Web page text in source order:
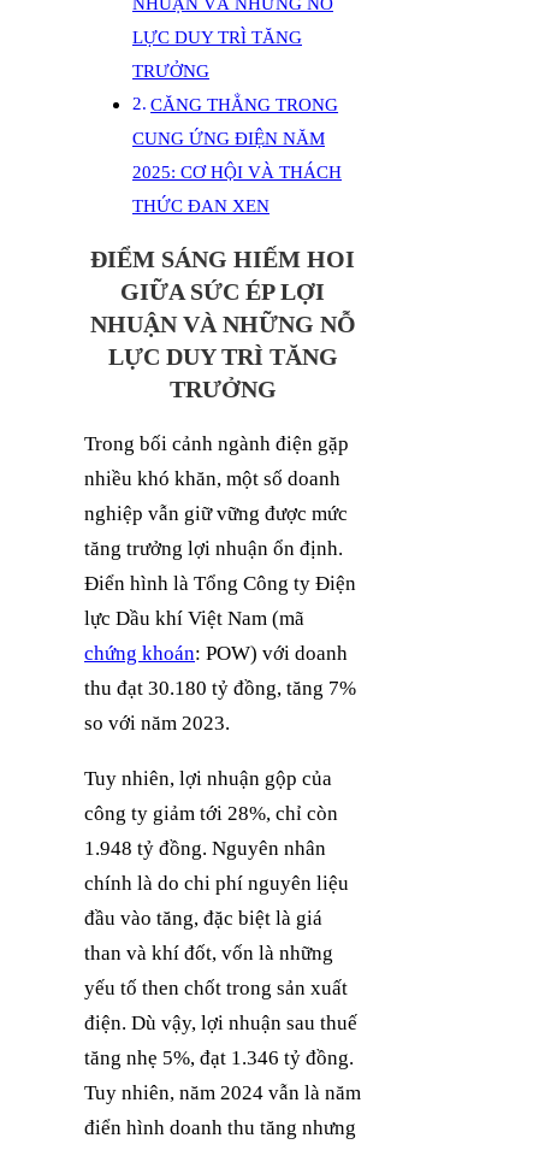
LỰC DUY TRÌ TĂNG
TRƯỞNG
CĂNG THẲNG TRONG
CUNG ỨNG ĐIỆN NĂM
2025: CƠ HỘI VÀ THÁCH
THỨC ĐAN XEN
ĐIỂM SÁNG HIẾM HOI
GIỮA SỨC ÉP LỢI
NHUẬNVÀ NHỮNG NỖ
LỰC DUY TRÌ TĂNG
TRƯỞNG
Trong bối cảnh ngành điện gặp
nhiều khó khăn, một số doanh
nghiệp vẫn giữ vững được mức
tăng trưởng lợi nhuận ổn định.
Điển hình là Tổng Công ty Điện
lực Dầu khí Việt Nam (mã
chứng khoán: POW) với doanh
thu đạt 30.180 tỷ đồng, tăng 7%
so với năm 2023.
Tuy nhiên, lợi nhuận gộp của
công ty giảm tới 28%, chỉ còn
1.948 tỷ đồng. Nguyên nhân
chính là do chi phí nguyên liệu
đầu vào tăng, đặc biệt là giá
than và khí đốt, vốn là những
yếu tố then chốt trong sản xuất
điện. Dù vậy, lợi nhuận sau thuế
tăng nhẹ 5%, đạt 1.346 tỷ đồng.
Tuy nhiên, năm 2024 vẫn là năm
điển hình doanh thu tăng nhưng